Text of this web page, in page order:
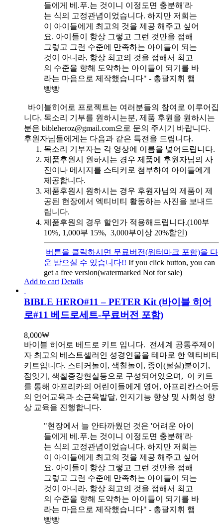
들에게 베.푸.는 것이니 이정도면 충분해'라
는 식의 고정관념이었습니다. 하지만 저희는
이 아이들에게 최고의 것을 제공 해주고 싶어
요. 아이들이 항상 그렇고 그런 것만을 접해
그렇고 그런 수준에 만족하는 아이들이 되는
것이 아니라, 항상 최고의 것을 접해서 최고
의 수준을 향해 도약하는 아이들이 되기를 바
라는 마음으로 제작했습니다" - 총괄지휘 햄
빵빵
바이블히어로 프로젝트는 여러분들의 참여로 이루어집
니다. 목소리 기부를 원하시는분, 제품 후원을 원하시는
분은 bibleheroz@gmail.com으로 문의 주시기 바랍니다.
후원자님들에게는 다음과 같은 특전을 드립니다.
목소리 기부자는 각 영상에 이름을 넣어드립니다.
제품후원시 원하시는 경우 제품에 후원자님의 사
진이나 메시지를 스티커로 첨부하여 아이들에게
제공합니다.
제품후원시 원하시는 경우 후원자님의 제품이 제
공된 현장에서 엑티비티 활동하는 사진을 보내드
립니다.
제품후원의 경우 할인가 적용해드립니다.(100부
10%, 1,000부 15%, 3,000부이상 20%할인)
버튼을 클릭하시면 무료버전(워터마크 포함)을 다
운 받으실 수 있습니다!! If you click button, you can
get a free version(watermarked Not for sale)
Add to cart Details
BIBLE HERO#11 – PETER Kit (바이블 히어
로#11 베드로세트-무료버전 포함)
8,000₩
바이블 히어로 베드로 키트 입니다. 전세계 공통주제이
자 최고의 베스트셀러인 성경인물을 테마로 한 엑티비티
키트입니다. 스티커놀이, 색칠놀이, 종이(털실)붙이기,
점잇기, 색칠증강현실등으로 구성되어있으며, 이 키트
를 통해 아프리카의 어린이들에게 영어, 아프리칸스어등
의 언어교육과 소근육발달, 인지기능 향상 및 사회성 향
상 교육을 진행합니다.
"현장에서 늘 안타까웠던 것은 '어려운 아이
들에게 베.푸.는 것이니 이정도면 충분해'라
는 식의 고정관념이었습니다. 하지만 저희는
이 아이들에게 최고의 것을 제공 해주고 싶어
요. 아이들이 항상 그렇고 그런 것만을 접해
그렇고 그런 수준에 만족하는 아이들이 되는
것이 아니라, 항상 최고의 것을 접해서 최고
의 수준을 향해 도약하는 아이들이 되기를 바
라는 마음으로 제작했습니다" - 총괄지휘 햄
빵빵